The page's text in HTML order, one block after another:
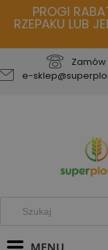
PROGI
RZEPAKU LUB
e-